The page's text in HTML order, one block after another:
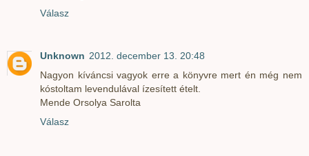
Válasz
Unknown 2012. december 13. 20:48
Nagyon kíváncsi vagyok erre a könyvre mert én még nem
kóstoltam levendulával ízesített ételt.
Mende Orsolya Sarolta
Válasz